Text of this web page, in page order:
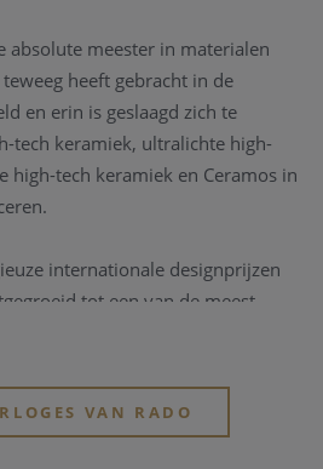
absolute meester in materialen
heeft gebracht in de
en erin is geslaagd zich te
tech keramiek, ultralichte high-
high-tech keramiek en Ceramos in
internationale designprijzen
tot een van de meest
ter wereld, is altijd een pionier
van innovatie.
VAN RADO